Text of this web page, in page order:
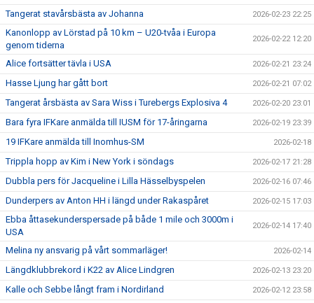
Tangerat stavårsbästa av Johanna 2026-02-23 22:25
Kanonlopp av Lörstad på 10 km – U20-tvåa i Europa
genom tiderna
2026-02-22 12:20
Alice fortsätter tävla i USA 2026-02-21 23:24
Hasse Ljung har gått bort 2026-02-21 07:02
Tangerat årsbästa av Sara Wiss i Turebergs Explosiva 4 2026-02-20 23:01
Bara fyra IFKare anmälda till IUSM för 17-åringarna 2026-02-19 23:39
19 IFKare anmälda till Inomhus-SM 2026-02-18
Trippla hopp av Kim i New York i söndags 2026-02-17 21:28
Dubbla pers för Jacqueline i Lilla Hässelbyspelen 2026-02-16 07:46
Dunderpers av Anton HH i längd under Rakaspåret 2026-02-15 17:03
Ebba åttasekunderspersade på både 1 mile och 3000m i
USA
2026-02-14 17:40
Melina ny ansvarig på vårt sommarläger! 2026-02-14
Längdklubbrekord i K22 av Alice Lindgren 2026-02-13 23:20
Kalle och Sebbe långt fram i Nordirland 2026-02-12 23:58